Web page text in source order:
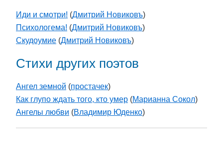
Иди и смотри! (Дмитрий Новиковъ)
Психологема! (Дмитрий Новиковъ)
Скудоумие (Дмитрий Новиковъ)
Стихи других поэтов
Ангел земной (простачек)
Как глупо ждать того, кто умер (Марианна Сокол)
Ангелы любви (Владимир Юденко)